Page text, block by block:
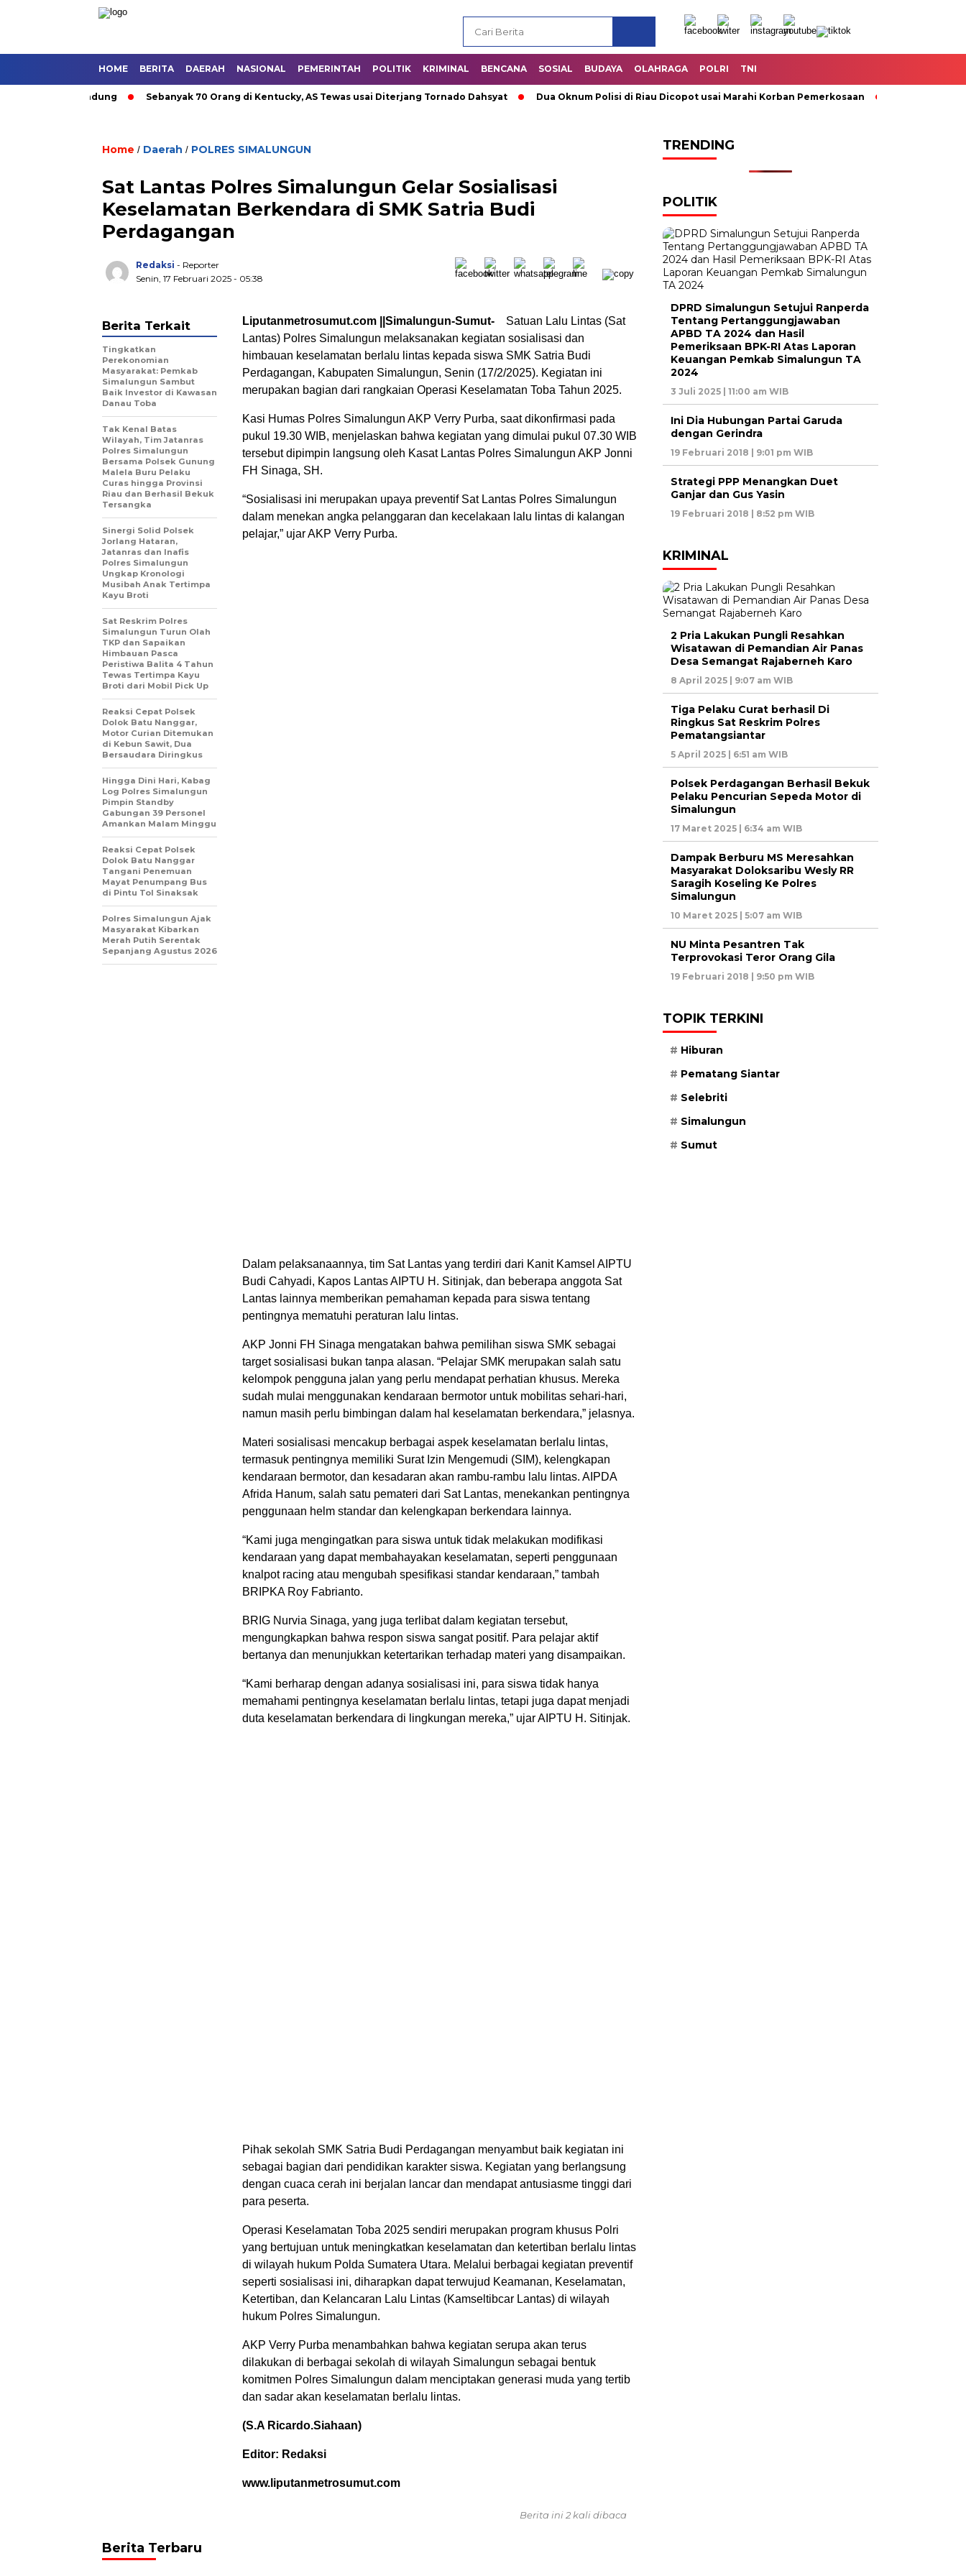
HOME BERITA DAERAH NASIONAL PEMERINTAH POLITIK KRIMINAL BENCANA SOSIAL BUDAYA OLAHRAGA POLRI TNI
Sebanyak 70 Orang di Kentucky, AS Tewas usai Diterjang Tornado Dahsyat Dua Oknum Polisi di Riau Dicopot usai Marahi Korban Pemerkosaan Kemendag Cabut
Home / Daerah / POLRES SIMALUNGUN
Sat Lantas Polres Simalungun Gelar Sosialisasi
Keselamatan Berkendara di SMK Satria Budi
Perdagangan
Redaksi - Reporter
Senin, 17 Februari 2025 - 05:38
Liputanmetrosumut.com ||Simalungun-Sumut-
Satuan Lalu Lintas (Sat
Lantas) Polres Simalungun melaksanakan kegiatan sosialisasi dan
himbauan keselamatan berlalu lintas kepada siswa SMK Satria Budi
Perdagangan, Kabupaten Simalungun, Senin (17/2/2025). Kegiatan ini
merupakan bagian dari rangkaian Operasi Keselamatan Toba Tahun 2025.
Kasi Humas Polres Simalungun AKP Verry Purba, saat dikonfirmasi pada
pukul 19.30 WIB, menjelaskan bahwa kegiatan yang dimulai pukul 07.30 WIB
tersebut dipimpin langsung oleh Kasat Lantas Polres Simalungun AKP Jonni
FH Sinaga, SH.
“Sosialisasi ini merupakan upaya preventif Sat Lantas Polres Simalungun
dalam menekan angka pelanggaran dan kecelakaan lalu lintas di kalangan
pelajar,” ujar AKP Verry Purba.
Dalam pelaksanaannya, tim Sat Lantas yang terdiri dari Kanit Kamsel AIPTU
Budi Cahyadi, Kapos Lantas AIPTU H. Sitinjak, dan beberapa anggota Sat
Lantas lainnya memberikan pemahaman kepada para siswa tentang
pentingnya mematuhi peraturan lalu lintas.
AKP Jonni FH Sinaga mengatakan bahwa pemilihan siswa SMK sebagai
target sosialisasi bukan tanpa alasan. “Pelajar SMK merupakan salah satu
kelompok pengguna jalan yang perlu mendapat perhatian khusus. Mereka
sudah mulai menggunakan kendaraan bermotor untuk mobilitas sehari-hari,
namun masih perlu bimbingan dalam hal keselamatan berkendara,” jelasnya.
Materi sosialisasi mencakup berbagai aspek keselamatan berlalu lintas,
termasuk pentingnya memiliki Surat Izin Mengemudi (SIM), kelengkapan
kendaraan bermotor, dan kesadaran akan rambu-rambu lalu lintas. AIPDA
Afrida Hanum, salah satu pemateri dari Sat Lantas, menekankan pentingnya
penggunaan helm standar dan kelengkapan berkendara lainnya.
“Kami juga mengingatkan para siswa untuk tidak melakukan modifikasi
kendaraan yang dapat membahayakan keselamatan, seperti penggunaan
knalpot racing atau mengubah spesifikasi standar kendaraan,” tambah
BRIPKA Roy Fabrianto.
BRIG Nurvia Sinaga, yang juga terlibat dalam kegiatan tersebut,
mengungkapkan bahwa respon siswa sangat positif. Para pelajar aktif
bertanya dan menunjukkan ketertarikan terhadap materi yang disampaikan.
“Kami berharap dengan adanya sosialisasi ini, para siswa tidak hanya
memahami pentingnya keselamatan berlalu lintas, tetapi juga dapat menjadi
duta keselamatan berkendara di lingkungan mereka,” ujar AIPTU H. Sitinjak.
Pihak sekolah SMK Satria Budi Perdagangan menyambut baik kegiatan ini
sebagai bagian dari pendidikan karakter siswa. Kegiatan yang berlangsung
dengan cuaca cerah ini berjalan lancar dan mendapat antusiasme tinggi dari
para peserta.
Operasi Keselamatan Toba 2025 sendiri merupakan program khusus Polri
yang bertujuan untuk meningkatkan keselamatan dan ketertiban berlalu lintas
di wilayah hukum Polda Sumatera Utara. Melalui berbagai kegiatan preventif
seperti sosialisasi ini, diharapkan dapat terwujud Keamanan, Keselamatan,
Ketertiban, dan Kelancaran Lalu Lintas (Kamseltibcar Lantas) di wilayah
hukum Polres Simalungun.
AKP Verry Purba menambahkan bahwa kegiatan serupa akan terus
dilakukan di berbagai sekolah di wilayah Simalungun sebagai bentuk
komitmen Polres Simalungun dalam menciptakan generasi muda yang tertib
dan sadar akan keselamatan berlalu lintas.
(S.A Ricardo.Siahaan)
Editor: Redaksi
www.liputanmetrosumut.com
Berita Terkait
Tingkatkan
Perekonomian
Masyarakat: Pemkab
Simalungun Sambut
Baik Investor di Kawasan
Danau Toba
Tak Kenal Batas
Wilayah, Tim Jatanras
Polres Simalungun
Bersama Polsek Gunung
Malela Buru Pelaku
Curas hingga Provinsi
Riau dan Berhasil Bekuk
Tersangka
Sinergi Solid Polsek
Jorlang Hataran,
Jatanras dan Inafis
Polres Simalungun
Ungkap Kronologi
Musibah Anak Tertimpa
Kayu Broti
Sat Reskrim Polres
Simalungun Turun Olah
TKP dan Sapaikan
Himbauan Pasca
Peristiwa Balita 4 Tahun
Tewas Tertimpa Kayu
Broti dari Mobil Pick Up
Reaksi Cepat Polsek
Dolok Batu Nanggar,
Motor Curian Ditemukan
di Kebun Sawit, Dua
Bersaudara Diringkus
Hingga Dini Hari, Kabag
Log Polres Simalungun
Pimpin Standby
Gabungan 39 Personel
Amankan Malam Minggu
Reaksi Cepat Polsek
Dolok Batu Nanggar
Tangani Penemuan
Mayat Penumpang Bus
di Pintu Tol Sinaksak
Polres Simalungun Ajak
Masyarakat Kibarkan
Merah Putih Serentak
Sepanjang Agustus 2026
Berita ini 2 kali dibaca
Berita Terbaru
TRENDING
POLITIK
DPRD Simalungun Setujui Ranperda
Tentang Pertanggungjawaban
APBD TA 2024 dan Hasil
Pemeriksaan BPK-RI Atas Laporan
Keuangan Pemkab Simalungun TA
2024
3 Juli 2025 | 11:00 am WIB
Ini Dia Hubungan Partai Garuda
dengan Gerindra
19 Februari 2018 | 9:01 pm WIB
Strategi PPP Menangkan Duet
Ganjar dan Gus Yasin
19 Februari 2018 | 8:52 pm WIB
KRIMINAL
2 Pria Lakukan Pungli Resahkan
Wisatawan di Pemandian Air Panas
Desa Semangat Rajaberneh Karo
8 April 2025 | 9:07 am WIB
Tiga Pelaku Curat berhasil Di
Ringkus Sat Reskrim Polres
Pematangsiantar
5 April 2025 | 6:51 am WIB
Polsek Perdagangan Berhasil Bekuk
Pelaku Pencurian Sepeda Motor di
Simalungun
17 Maret 2025 | 6:34 am WIB
Dampak Berburu MS Meresahkan
Masyarakat Doloksaribu Wesly RR
Saragih Koseling Ke Polres
Simalungun
10 Maret 2025 | 5:07 am WIB
NU Minta Pesantren Tak
Terprovokasi Teror Orang Gila
19 Februari 2018 | 9:50 pm WIB
TOPIK TERKINI
Hiburan
Pematang Siantar
Selebriti
Simalungun
Sumut